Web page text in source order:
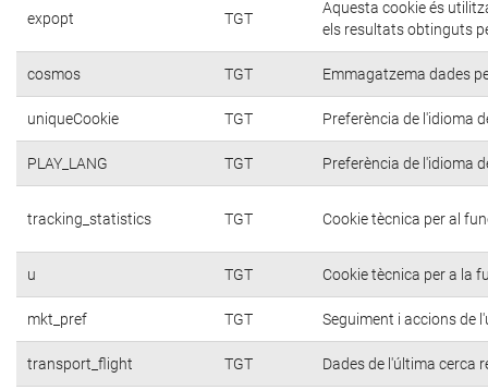
expopt TGT
Aquesta cookie és
els resultats obtinguts
cosmos TGT Emmagatzema dades
uniqueCookie TGT Preferència de l'idioma
PLAY_LANG TGT Preferència de l'idioma
tracking_statistics TGT Cookie tècnica per al
u TGT Cookie tècnica per a la
mkt_pref TGT Seguiment i accions de
transport_flight TGT Dades de l'última cerca